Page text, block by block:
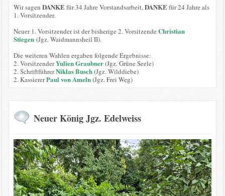
Wir sagen DANKEfür 34 Jahre Vorstandsarbeit,DANKEfür 24 Jahre als
1. Vorsitzender.
Neuer 1. Vorsitzender ist der bisherige 2. Vorsitzende Christian
Stiegen (Jgz. Waidmannsheil II).
Die weiteren Wahlen ergaben folgende Ergebnisse:
2. VorsitzenderYulien Graubner(Jgz. Grüne Seele)
2. SchriftführerNiklas Busch(Jgz. Wilddiebe)
2. KassiererPaul von Ameln(Jgz. Frei Weg)
Neuer König Jgz. Edelweiss